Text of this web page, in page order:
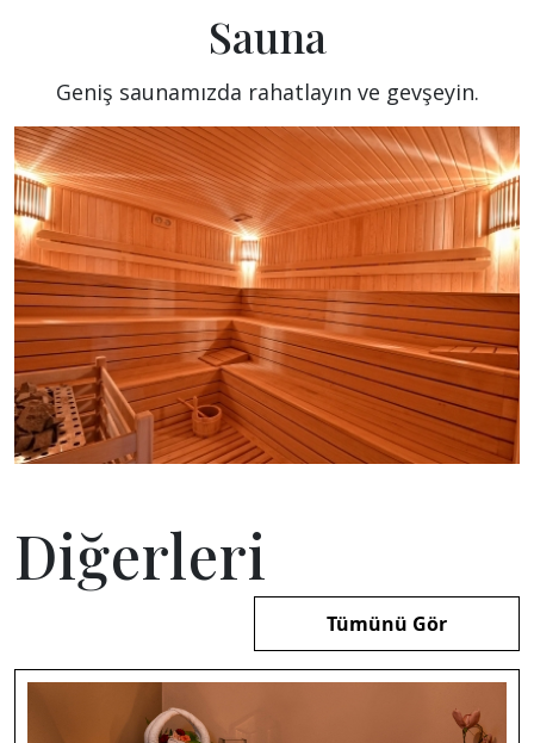
Sauna
Geniş saunamızda rahatlayın ve gevşeyin.
Diğerleri
Tümünü Gör